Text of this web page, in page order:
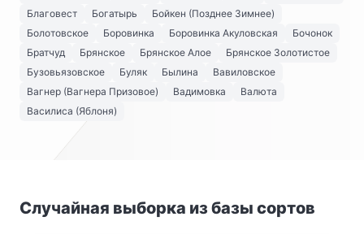
Благовест
Богатырь
Бойкен (Позднее Зимнее)
Болотовское
Боровинка Боровинка Акуловская
Бочонок
Братчуд
Брянское Брянское Алое
Брянское Золотистое
Бузовьязовское
Буляк Былина
Вавиловское
Вагнер (Вагнера Призовое)
Вадимовка
Валюта
Василиса (Яблоня)
Случайная выборка из базы сортов